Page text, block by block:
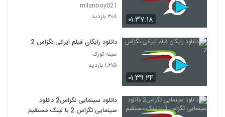
۰۱:۳۷:۱۸
milanboy021
۳۰۸ بازدید
۰۱:۳۹:۲۴
دانلود رایگان فیلم ایرانی تگزاس 2
سینه تورک
۱,۶۱۵ بازدید
دانلود سینمایی تگزاس2 دانلود
سینمایی تگزاس 2 با لینک مستقیم